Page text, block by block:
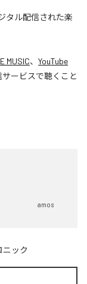
タル配信された楽
MUSIC、 YouTube
ービスで聴くこと
amos
ニック